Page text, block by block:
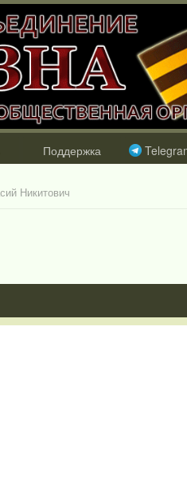
Поддержка
Никитович